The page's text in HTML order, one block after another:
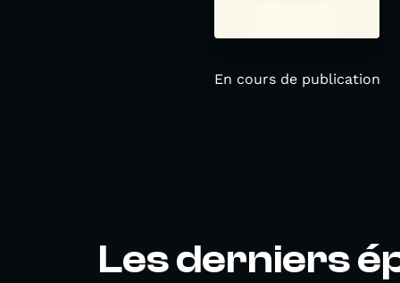
En cours de publication
Les derniers